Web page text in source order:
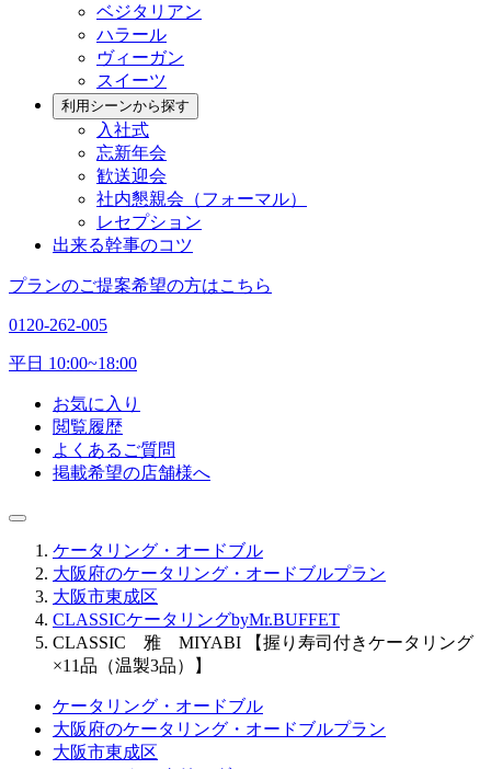
ベジタリアン
ハラール
ヴィーガン
スイーツ
利用シーンから探す
入社式
忘新年会
歓送迎会
社内懇親会（フォーマル）
レセプション
出来る幹事のコツ
プランのご提案希望の方はこちら
0120-262-005
平日 10:00~18:00
お気に入り
閲覧履歴
よくあるご質問
掲載希望の店舗様へ
ケータリング・オードブル
大阪府のケータリング・オードブルプラン
大阪市東成区
CLASSICケータリングbyMr.BUFFET
CLASSIC 雅 MIYABI 【握り寿司付きケータリング
×11品（温製3品）】
ケータリング・オードブル
大阪府のケータリング・オードブルプラン
大阪市東成区